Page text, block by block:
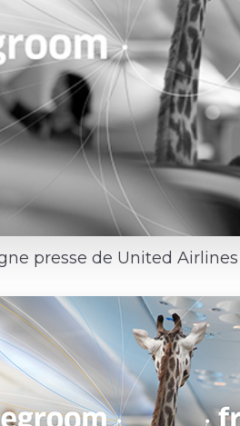
presse de United